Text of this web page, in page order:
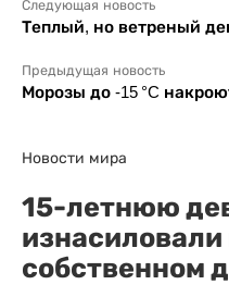
Следующая новость
Теплый, но ветреный
Предыдущая новость
Морозы до -15 °C
Новости мира
15-летнюю
изнасиловали
собственном